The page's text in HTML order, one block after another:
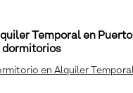
Temporal en
dormitorios
en Alquiler